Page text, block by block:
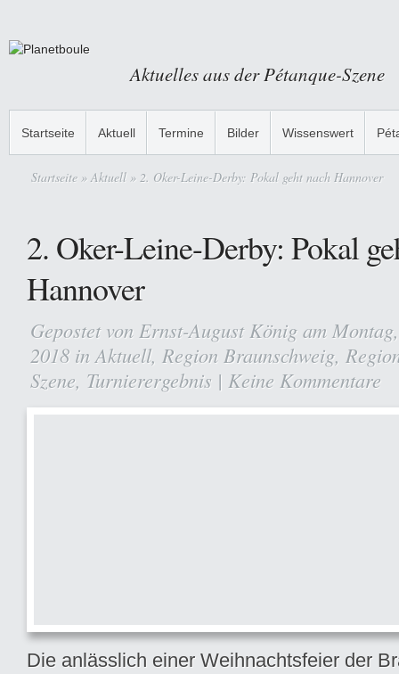
Aktuelles aus der Pétanque-Szene
Startseite Aktuell Termine Bilder Wissenswert
Startseite » Aktuell » 2. Oker-Leine-Derby: Pokal geht nach Hannover
2. Oker-Leine-Derby: Pokal
Hannover
Gepostet von Ernst-August König am
2018 inAktuell, Region Braunschweig,
Szene, Turnierergebnis | Keine Kommentare
Die anlässlich einer Weihnachtsfeier der